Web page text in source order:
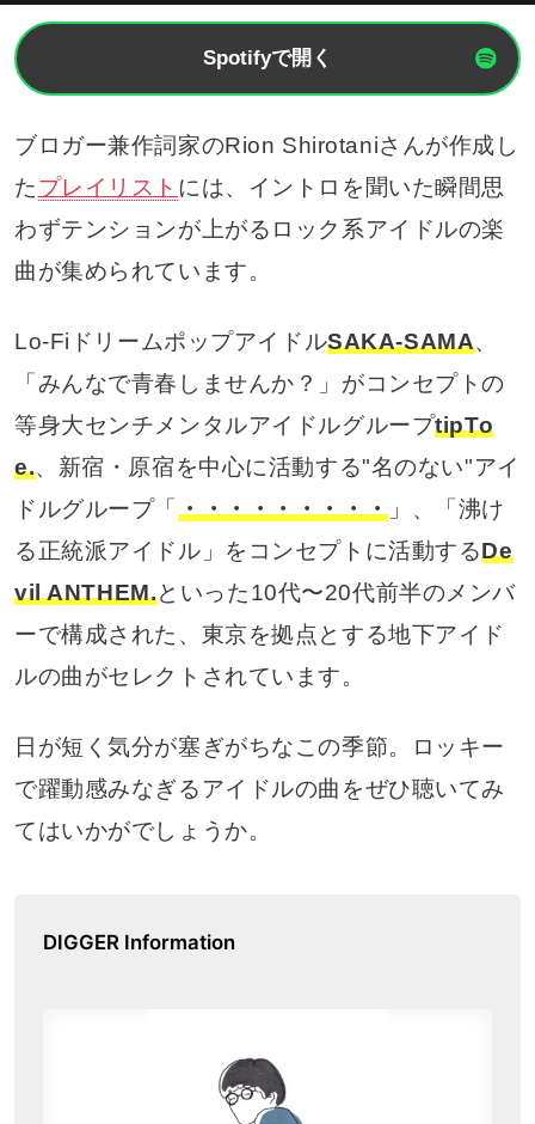
Spotifyで開く
ブロガー兼作詞家のRion Shirotaniさんが作成し
たプレイリスト には、イントロを聞いた瞬間思
わずテンションが上がるロック系アイドルの楽
曲が集められています。
Lo-FiドリームポップアイドルSAKA-SAMA、
「みんなで青春しませんか？」がコンセプトの
等身大センチメンタルアイドルグループtipTo
e.、新宿・原宿を中心に活動する"名のない"アイ
ドルグループ「 ・・・・・・・・・ 」、「沸け
る正統派アイドル」をコンセプトに活動するDe
vil ANTHEM.といった10代〜20代前半のメンバ
ーで構成された、東京を拠点とする地下アイド
ルの曲がセレクトされています。
日が短く気分が塞ぎがちなこの季節。ロッキー
で躍動感みなぎるアイドルの曲をぜひ聴いてみ
てはいかがでしょうか。
DIGGER Information